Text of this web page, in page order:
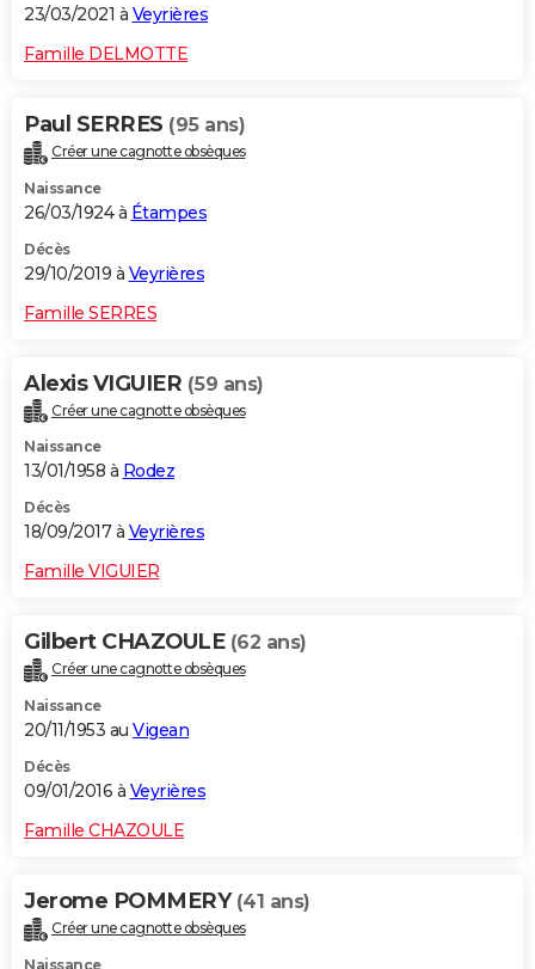
23/03/2021 à Veyrières
Famille DELMOTTE
Paul SERRES (95 ans)
Créer une cagnotte obsèques
Naissance
26/03/1924 à Étampes
Décès
29/10/2019 à Veyrières
Famille SERRES
Alexis VIGUIER (59 ans)
Créer une cagnotte obsèques
Naissance
13/01/1958 à Rodez
Décès
18/09/2017 à Veyrières
Famille VIGUIER
Gilbert CHAZOULE (62 ans)
Créer une cagnotte obsèques
Naissance
20/11/1953 au Vigean
Décès
09/01/2016 à Veyrières
Famille CHAZOULE
Jerome POMMERY (41 ans)
Créer une cagnotte obsèques
Naissance